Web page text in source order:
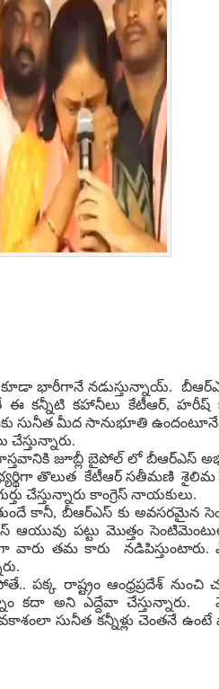
కూడా భారీగానే న‌డుస్తున్నాయ్.
క‌న్నీటి క‌హానీలు కేటీఆర్, హ‌రీష్
సునీత మీద సానుభూతి
జూబ్లీ బైపోల్ లో బీఆర్ఎస్
అభ్యర్థిగా తొలుత కేటీఆర్ స‌తీమ‌ణి
చేస్తున్నారు కాంగ్రెస్ నాయకులు.
కానీ, బీఆర్ఎస్ కు అవసరమైన
ప‌ట్టు మొత్తం
వారు త‌మ కారు
రాష్ట్రం ఆంధ్రప్రదేశ్ నుంచి
కదా అని ఎద్దేవా
సునీత క‌న్నీళ్లు చెంత‌నే